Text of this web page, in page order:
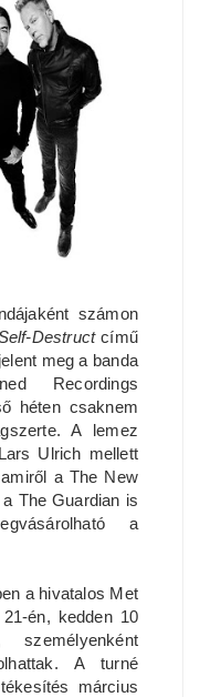
számon
Destructcímű
meg a banda
Recordings
héten csaknem
A lemez
Ulrich mellett
a The New
The Guardian is
a
a hivatalos Met
én, kedden 10
A turné
március